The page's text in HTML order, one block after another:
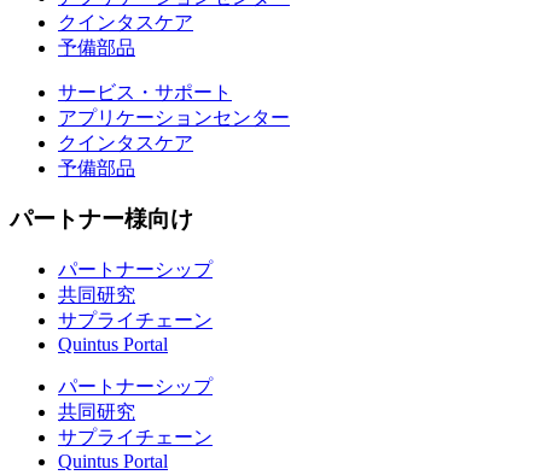
クインタスケア
予備部品
サービス・サポート
アプリケーションセンター
クインタスケア
予備部品
パートナー様向け
パートナーシップ
共同研究
サプライチェーン
Quintus Portal
パートナーシップ
共同研究
サプライチェーン
Quintus Portal